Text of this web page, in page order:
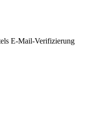
E-Mail-Verifizierung